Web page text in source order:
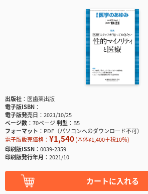
出版社
医歯薬出版
電子版ISBN
電子版発売日
2021/10/25
ページ数
70ページ判型
B5
フォーマット
PDF（パソコンへのダウンロード不可）
電子版販売価格： ¥1,540(本体¥1,400＋税10％)
印刷版ISSN
0039-2359
印刷版発行年月
2021/10
カートに入れる